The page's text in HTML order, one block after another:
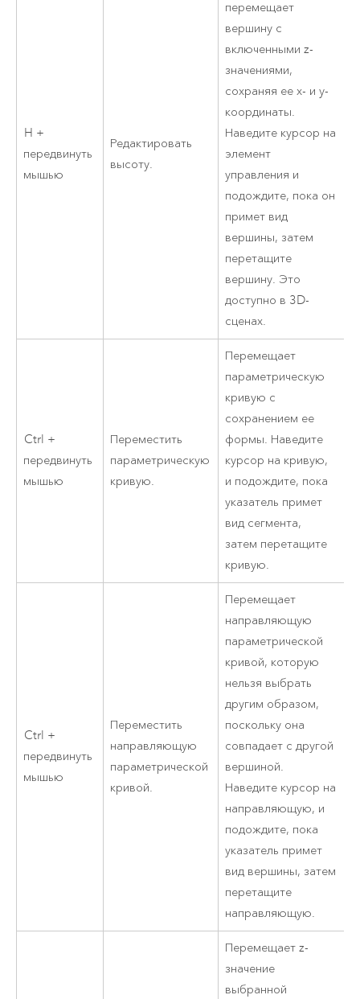
H +
передвинуть
мышью
Редактировать
высоту.
перемещает
вершину с
включенными z-
значениями,
сохраняя ее x- и y-
координаты.
Наведите курсор на
элемент
управления и
подождите, пока он
примет вид
вершины, затем
перетащите
вершину. Это
доступно в 3D-
сценах.
Ctrl +
передвинуть
мышью
Переместить
параметрическую
кривую.
Перемещает
параметрическую
кривую с
сохранением ее
формы. Наведите
курсор на кривую,
и подождите, пока
указатель примет
вид сегмента,
затем перетащите
кривую.
Ctrl +
передвинуть
мышью
Переместить
направляющую
параметрической
кривой.
Перемещает
направляющую
параметрической
кривой, которую
нельзя выбрать
другим образом,
поскольку она
совпадает с другой
вершиной.
Наведите курсор на
направляющую, и
подождите, пока
указатель примет
вид вершины, затем
перетащите
направляющую.
Перемещает z-
значение
выбранной